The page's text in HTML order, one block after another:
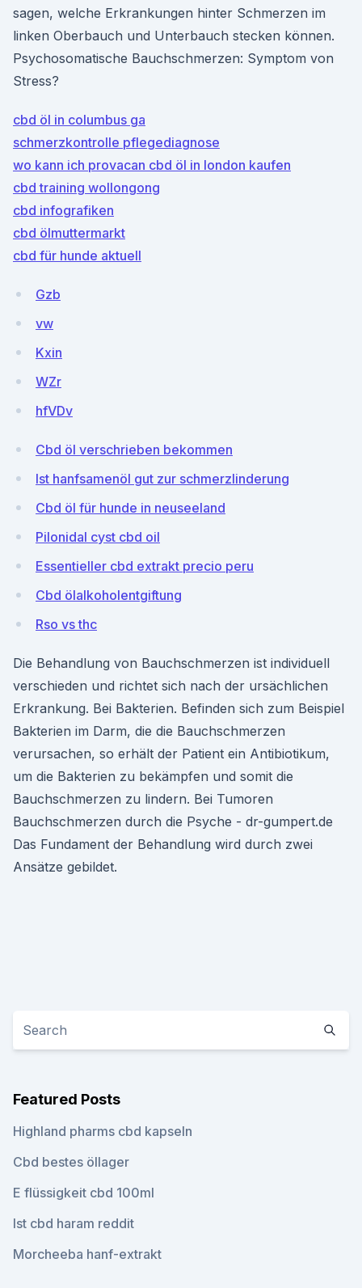
sagen, welche Erkrankungen hinter Schmerzen im
linken Oberbauch und Unterbauch stecken können.
Psychosomatische Bauchschmerzen: Symptom von
Stress?
cbd öl in columbus ga
schmerzkontrolle pflegediagnose
wo kann ich provacan cbd öl in london kaufen
cbd training wollongong
cbd infografiken
cbd ölmuttermarkt
cbd für hunde aktuell
Gzb
vw
Kxin
WZr
hfVDv
Cbd öl verschrieben bekommen
Ist hanfsamenöl gut zur schmerzlinderung
Cbd öl für hunde in neuseeland
Pilonidal cyst cbd oil
Essentieller cbd extrakt precio peru
Cbd ölalkoholentgiftung
Rso vs thc
Die Behandlung von Bauchschmerzen ist individuell
verschieden und richtet sich nach der ursächlichen
Erkrankung. Bei Bakterien. Befinden sich zum Beispiel
Bakterien im Darm, die die Bauchschmerzen
verursachen, so erhält der Patient ein Antibiotikum,
um die Bakterien zu bekämpfen und somit die
Bauchschmerzen zu lindern. Bei Tumoren
Bauchschmerzen durch die Psyche - dr-gumpert.de
Das Fundament der Behandlung wird durch zwei
Ansätze gebildet.
Featured Posts
Highland pharms cbd kapseln
Cbd bestes öllager
E flüssigkeit cbd 100ml
Ist cbd haram reddit
Morcheeba hanf-extrakt